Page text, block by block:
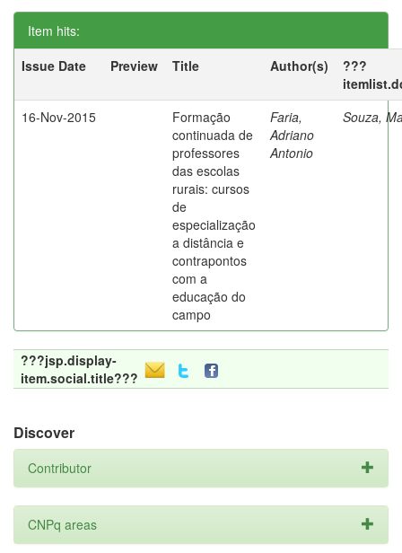
Item hits:
Issue Date
Preview Title Author(s)
???
16-Nov-2015
Formação
continuada de
professores
das escolas
rurais: cursos
de
especialização
a distância e
contrapontos
com a
educação do
campo
Faria,
Adriano
Antonio
Souza,
???jsp.display-
item.social.title???
Discover
Contributor
CNPq areas